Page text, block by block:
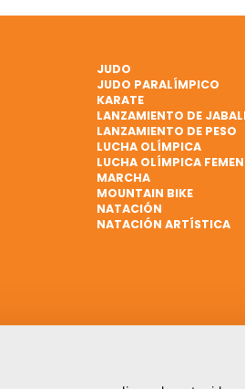
JUDO
JUDO PARALÍMPICO
KARATE
LANZAMIENTO DE
LANZAMIENTO DE PESO
LUCHA OLÍMPICA
LUCHA OLÍMPICA
MARCHA
MOUNTAIN BIKE
NATACIÓN
NATACIÓN ARTÍSTICA